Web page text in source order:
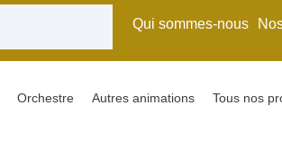
Qui sommes-nous
Orchestre Autres animations Tous nos